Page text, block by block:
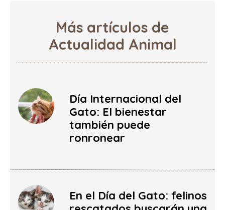
Más artículos de
Actualidad Animal
Día Internacional del
Gato: El bienestar
también puede
ronronear
En el Día del Gato: felinos